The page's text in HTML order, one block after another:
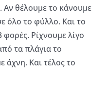
Αν θέλουμε το κάνουμε
όλο το φύλλο. Και το
Ρίχνουμε λίγο
τα πλάγια το
άχνη. Και τέλος το